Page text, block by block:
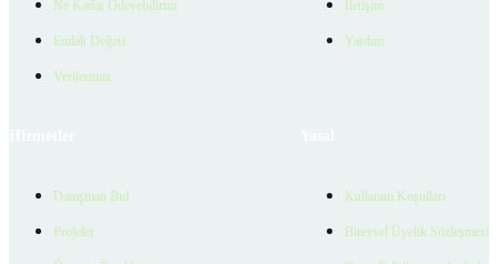
Ne Kadar Ödeyebilirim
Emlak Değeri
Verilerimiz
İletişim
Yardım
Danışman Bul
Projeler
Kullanım Koşulları
Bireysel Üyelik Sözleşmesi